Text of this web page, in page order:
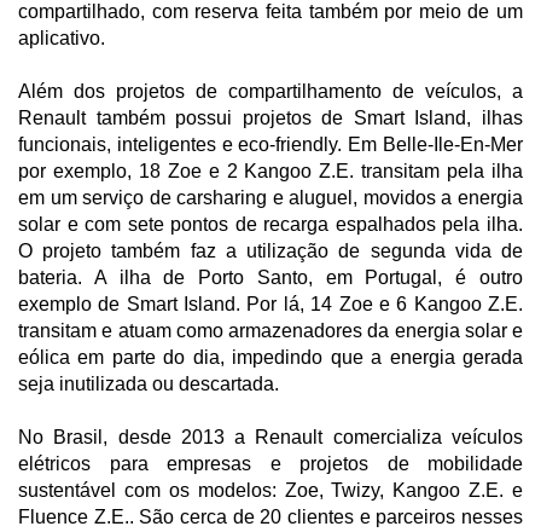
compartilhado, com reserva feita também por meio de um
aplicativo.
Além dos projetos de compartilhamento de veículos, a
Renault também possui projetos de Smart Island, ilhas
funcionais, inteligentes e eco-friendly. Em Belle-Ile-En-Mer
por exemplo, 18 Zoe e 2 Kangoo Z.E. transitam pela ilha
em um serviço de carsharing e aluguel, movidos a energia
solar e com sete pontos de recarga espalhados pela ilha.
O projeto também faz a utilização de segunda vida de
bateria. A ilha de Porto Santo, em Portugal, é outro
exemplo de Smart Island. Por lá, 14 Zoe e 6 Kangoo Z.E.
transitam e atuam como armazenadores da energia solar e
eólica em parte do dia, impedindo que a energia gerada
seja inutilizada ou descartada.
No Brasil, desde 2013 a Renault comercializa veículos
elétricos para empresas e projetos de mobilidade
sustentável com os modelos: Zoe, Twizy, Kangoo Z.E. e
Fluence Z.E.. São cerca de 20 clientes e parceiros nesses